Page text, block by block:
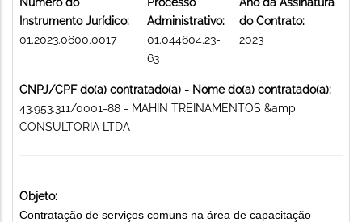
Instrumento Jurídico:
01.2023.0600.0017
Administrativo:
01.044604.23-
63
do Contrato:
2023
CNPJ/CPF do(a) contratado(a) - Nome do(a) contratado(a):
43.953.311/0001-88 - MAHIN TREINAMENTOS &amp;
CONSULTORIA LTDA
Objeto:
Contratação de serviços comuns na área de capacitação